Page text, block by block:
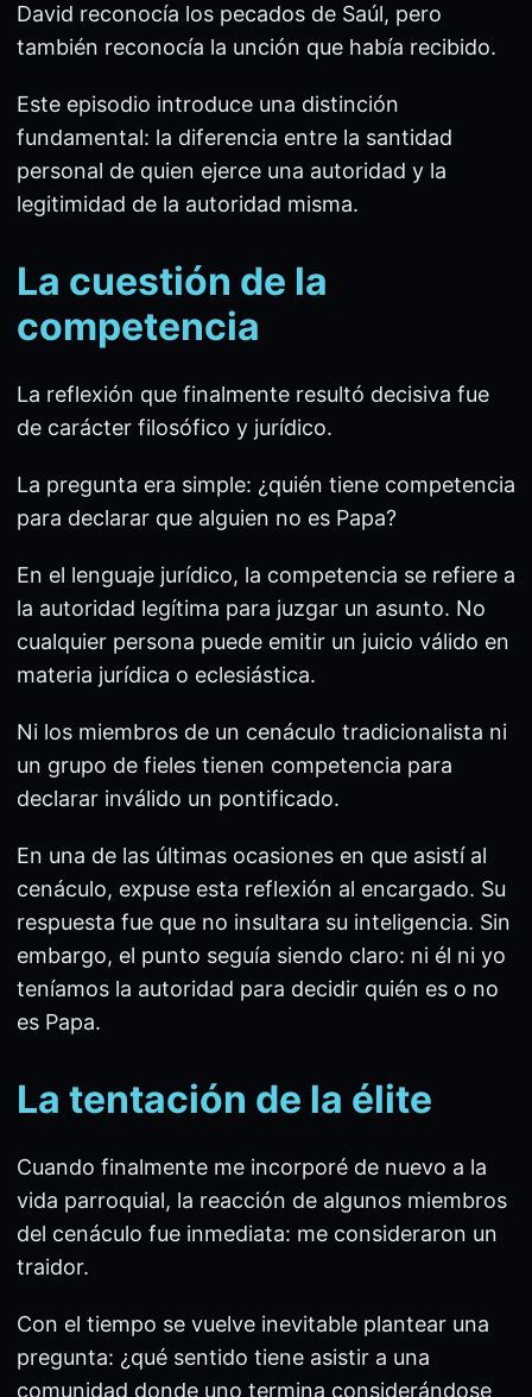
David reconocía los pecados de Saúl, pero
también reconocía la unción que había recibido.
Este episodio introduce una distinción
fundamental: la diferencia entre la santidad
personal de quien ejerce una autoridad y la
legitimidad de la autoridad misma.
La cuestión de la
competencia
La reflexión que finalmente resultó decisiva fue
de carácter filosófico y jurídico.
La pregunta era simple: ¿quién tiene competencia
para declarar que alguien no es Papa?
En el lenguaje jurídico, la competencia se refiere a
la autoridad legítima para juzgar un asunto. No
cualquier persona puede emitir un juicio válido en
materia jurídica o eclesiástica.
Ni los miembros de un cenáculo tradicionalista ni
un grupo de fieles tienen competencia para
declarar inválido un pontificado.
En una de las últimas ocasiones en que asistí al
cenáculo, expuse esta reflexión al encargado. Su
respuesta fue que no insultara su inteligencia. Sin
embargo, el punto seguía siendo claro: ni él ni yo
teníamos la autoridad para decidir quién es o no
es Papa.
La tentación de la élite
Cuando finalmente me incorporé de nuevo a la
vida parroquial, la reacción de algunos miembros
del cenáculo fue inmediata: me consideraron un
traidor.
Con el tiempo se vuelve inevitable plantear una
pregunta: ¿qué sentido tiene asistir a una
comunidad donde uno termina considerándose